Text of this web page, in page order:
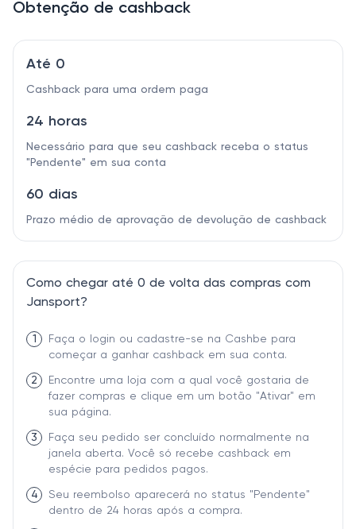
Obtenção de cashback
Até 0
Cashback para uma ordem paga
24 horas
Necessário para que seu cashback receba o status
"Pendente" em sua conta
60 dias
Prazo médio de aprovação de devolução de cashback
Como chegar até 0 de volta das compras com
Jansport?
1
Faça o login ou cadastre-se na Cashbe para
começar a ganhar cashback em sua conta.
2
Encontre uma loja com a qual você gostaria de
fazer compras e clique em um botão "Ativar" em
sua página.
3
Faça seu pedido ser concluído normalmente na
janela aberta. Você só recebe cashback em
espécie para pedidos pagos.
4
Seu reembolso aparecerá no status "Pendente"
dentro de 24 horas após a compra.